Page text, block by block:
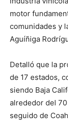
motor
comunidades y
Aguíñiga
Detalló que la
de 17 estados,
siendo Baja
alrededor del
seguido de